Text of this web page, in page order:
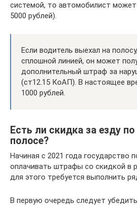
системой, то автомобилист
5000 рублей).
Если водитель выехал на
сплошной линией, он может
дополнительный штраф за
(ст12.15 КоАП). В настоящее
1000 рублей.
Есть ли скидка за езду
полосе?
Начиная с 2021 года государство
оплачивать штрафы со скидкой в
для этого требуется выполнить
В первую очередь следует